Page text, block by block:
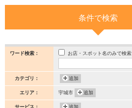
条件で検索
ワード検索： お店・スポット名のみで検索
カテゴリ： 追加
エリア： 宇城市 追加
サービス： 追加